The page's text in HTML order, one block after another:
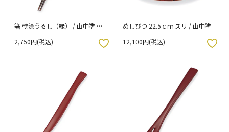
箸 乾漆うるし（緑） / 山中塗 袋
2,750円(税込)
めしびつ 22.5ｃｍ スリ / 山中塗
12,100円(税込)
お気に入りボタン